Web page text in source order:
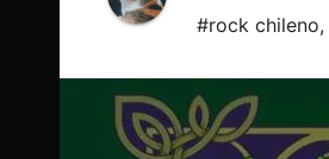
#rock chileno,